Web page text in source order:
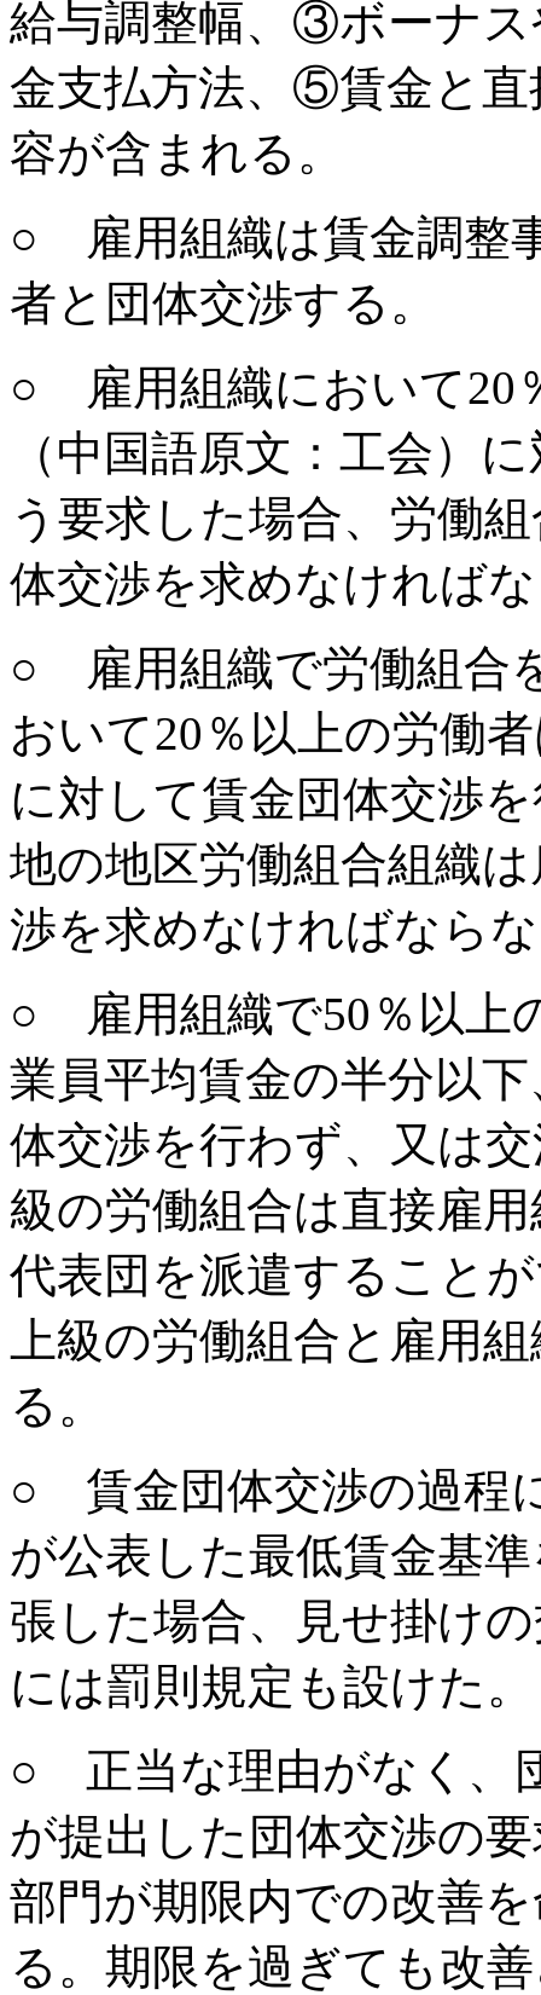
給与調整幅、③ボーナ
金支払方法、⑤賃金と
容が含まれる。
○ 雇用組織は賃金調整
者と団体交渉する。
○ 雇用組織において20
（中国語原文：工会）
う要求した場合、労働
体交渉を求めなければ
○ 雇用組織で労働組合
おいて20％以上の労働
に対して賃金団体交渉
地の地区労働組合組織
渉を求めなければなら
○ 雇用組織で50％以上
業員平均賃金の半分以
体交渉を行わず、又は
級の労働組合は直接雇
代表団を派遣すること
上級の労働組合と雇用
る。
○ 賃金団体交渉の過程
が公表した最低賃金基
張した場合、見せ掛け
には罰則規定も設けた。
○ 正当な理由がなく、
が提出した団体交渉の
部門が期限内での改善
る。期限を過ぎても改